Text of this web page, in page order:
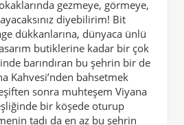
gezmeye, görmeye,
diyebilirim! Bit
dükkanlarına, dünyaca ünlü
butiklerine kadar bir çok
barındıran bu şehrin bir de
Kahvesi’nden bahsetmek
sonra muhteşem Viyana
bir köşede oturup
tadı da en az bu şehrin